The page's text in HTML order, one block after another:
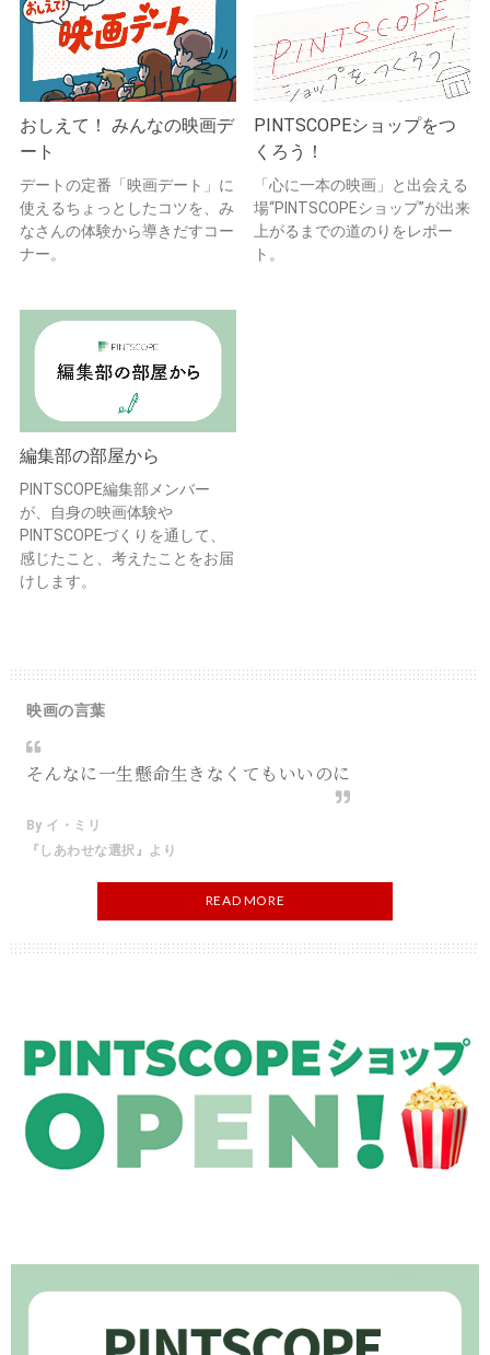
おしえて！ みんなの映画デ
ート
デートの定番「映画デート」に
使えるちょっとしたコツを、み
なさんの体験から導きだすコー
ナー。
PINTSCOPEショップをつ
くろう！
「心に一本の映画」と出会える
場“PINTSCOPEショップ”が出来
上がるまでの道のりをレポー
ト。
編集部の部屋から
PINTSCOPE編集部メンバー
が、自身の映画体験や
PINTSCOPEづくりを通して、
感じたこと、考えたことをお届
けします。
映画の言葉
そんなに一生懸命生きなくてもいいのに
By イ・ミリ
『しあわせな選択』より
READ MORE